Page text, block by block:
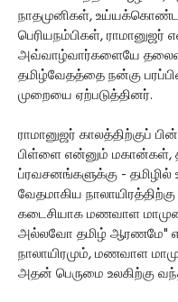
நாதமுனிகள்,
பெரியநம்பிகள்,
அவ்வாழ்வார்களையே
தமிழ்வேதத்தை நன்கு
முறையை ஏற்படுத்தினர்.
ராமானுஜர் காலத்திற்குப்
பிள்ளை என்னும் மகான்கள்,
ப்ரவசனங்களுக்கு - தமிழில்
வேதமாகிய
கடைசியாக மணவாள
அல்லவோ தமிழ் ஆரணமே"
நாலாயிரமும், மணவாள
அதன் பெருமை உலகிற்கு